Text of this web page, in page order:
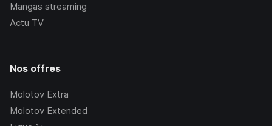
Mangas streaming
Actu TV
Nos offres
Molotov Extra
Molotov Extended